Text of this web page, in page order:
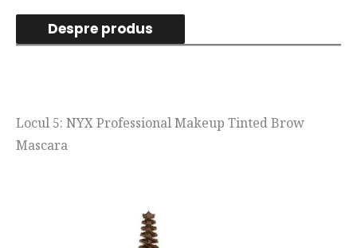
Despre produs
Locul 5: NYX Professional Makeup Tinted Brow
Mascara